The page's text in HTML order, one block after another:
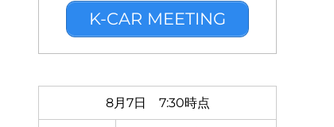
K-CAR MEETING
8月7日 7:30時点